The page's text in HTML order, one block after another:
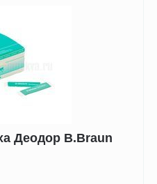
Деодор B.Braun